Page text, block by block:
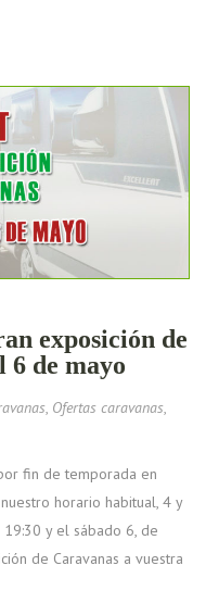
exposición de
6 de mayo
, Ofertas caravanas,
fin de temporada en
horario habitual, 4 y
y el sábado 6, de
de Caravanas a vuestra